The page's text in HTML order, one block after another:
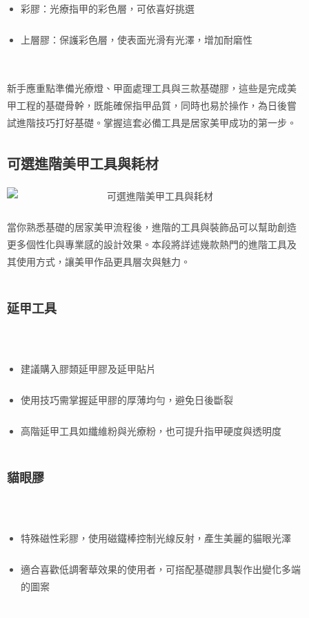
彩膠：光療指甲的彩色層，可依喜好挑選
上層膠：保護彩色層，使表面光滑有光澤，增加耐磨性
新手應重點準備光療燈、甲面處理工具與三款基礎膠，這些是完成美
甲工程的基礎骨幹，既能確保指甲品質，同時也易於操作，為日後嘗
試進階技巧打好基礎。掌握這套必備工具是居家美甲成功的第一步。
可選進階美甲工具與耗材
當你熟悉基礎的居家美甲流程後，進階的工具與裝飾品可以幫助創造
更多個性化與專業感的設計效果。本段將詳述幾款熱門的進階工具及
其使用方式，讓美甲作品更具層次與魅力。
延甲工具
建議購入膠類延甲膠及延甲貼片
使用技巧需掌握延甲膠的厚薄均勻，避免日後斷裂
高階延甲工具如纖維粉與光療粉，也可提升指甲硬度與透明度
貓眼膠
特殊磁性彩膠，使用磁鐵棒控制光線反射，產生美麗的貓眼光澤
適合喜歡低調奢華效果的使用者，可搭配基礎膠具製作出變化多端
的圖案